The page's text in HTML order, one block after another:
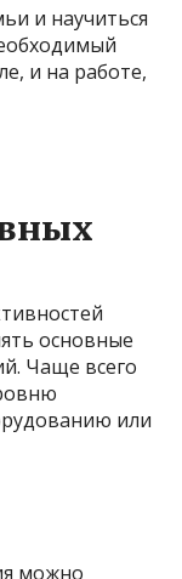
и научиться
и на работе,
основные
Чаще всего
или
можно